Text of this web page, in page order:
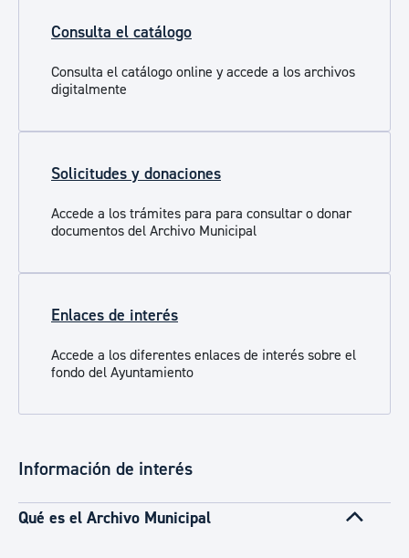
Consulta el catálogo
Consulta el catálogo online y accede a los archivos
digitalmente
Solicitudes y donaciones
Accede a los trámites para para consultar o donar
documentos del Archivo Municipal
Enlaces de interés
Accede a los diferentes enlaces de interés sobre el
fondo del Ayuntamiento
Información de interés
Qué es el Archivo Municipal